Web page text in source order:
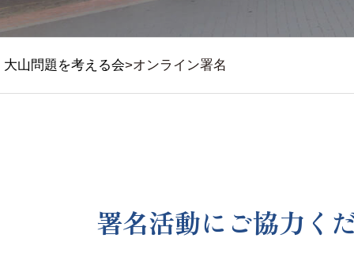
大山問題を考える会>オンライン署名
署名活動にご協力く